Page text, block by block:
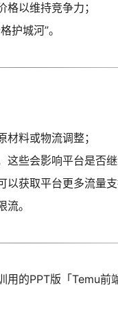
以维持竞争力；
护城河”。
材料或物流调整；
这些会影响平台是否继
以获取平台更多流量支
。
的PPT版「Temu前